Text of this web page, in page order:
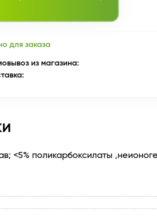
для заказа
из магазина:
<5% поликарбоксилаты